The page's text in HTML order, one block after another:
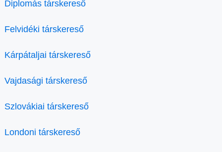
Diplomás társkereső
Felvidéki társkereső
Kárpátaljai társkereső
Vajdasági társkereső
Szlovákiai társkereső
Londoni társkereső